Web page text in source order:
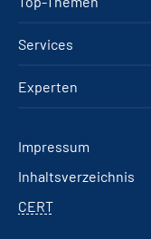
Services
Experten
Impressum
Inhaltsverzeichnis
CERT